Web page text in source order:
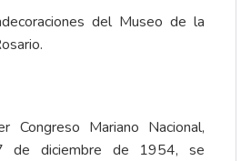
del Museo de la
.
Congreso Mariano Nacional,
diciembre de 1954, se